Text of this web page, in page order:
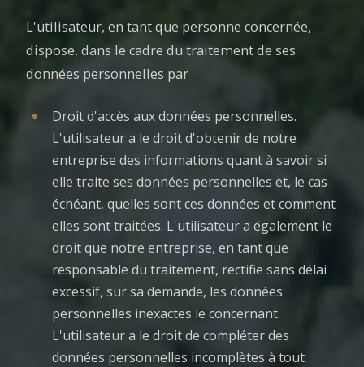
L'utilisateur, en tant que personne concernée,
dispose, dans le cadre du traitement de ses
données personnelles par
Droit d'accès aux données personnelles.
L'utilisateur a le droit d'obtenir de notre
entreprise des informations quant à savoir si
elle traite ses données personnelles et, le cas
échéant, quelles sont ces données et comment
elles sont traitées. L'utilisateur a également le
droit que notre entreprise, en tant que
responsable du traitement, rectifie sans délai
excessif, sur sa demande, les données
personnelles inexactes le concernant.
L'utilisateur a le droit de compléter des
données personnelles incomplètes à tout